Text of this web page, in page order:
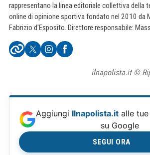
rappresentano la linea editoriale collettiva della
online di opinione sportiva fondato nel 2010 da
Fabrizio d'Esposito. Direttore responsabile:
ilnapolista.it ©
Aggiungi Ilnapolista.it alle
su Google
SEGUI ORA